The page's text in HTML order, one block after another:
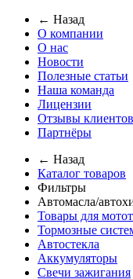
← Назад
О компании
О нас
Новости
Полезные статьи
Наша команда
Лицензии
Отзывы клиентов
Партнёры
← Назад
Каталог товаров
Фильтры
Автомасла/
Товары для
Тормозные
Автостекла
Аккумуляторы
Свечи зажигания